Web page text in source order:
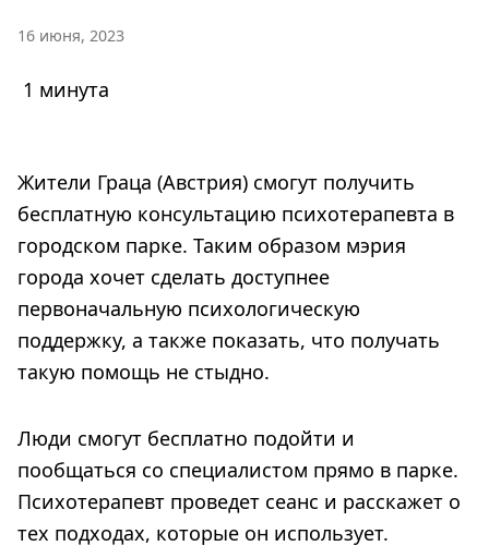
16 июня, 2023
1 минута
Жители Граца (Австрия) смогут получить
бесплатную консультацию психотерапевта в
городском парке. Таким образом мэрия
города хочет сделать доступнее
первоначальную психологическую
поддержку, а также показать, что получать
такую помощь не стыдно.
Люди смогут бесплатно подойти и
пообщаться со специалистом прямо в парке.
Психотерапевт проведет сеанс и расскажет о
тех подходах, которые он использует.